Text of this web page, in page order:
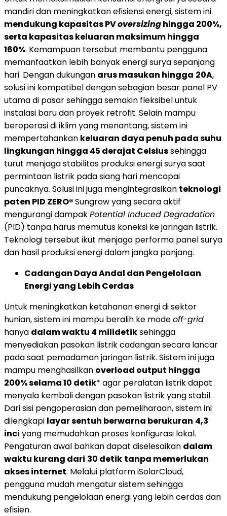
mandiri dan meningkatkan efisiensi energi, sistem ini
mendukung kapasitas PVoversizinghingga 200%,
serta kapasitas keluaran maksimum hingga
160%. Kemampuan tersebut membantu pengguna
memanfaatkan lebih banyak energi surya sepanjang
hari. Dengan dukungan arus masukan hingga 20A,
solusi ini kompatibel dengan sebagian besar panel PV
utama di pasar sehingga semakin fleksibel untuk
instalasi baru dan proyek retrofit. Selain mampu
beroperasi di iklim yang menantang, sistem ini
mempertahankan keluaran daya penuh pada suhu
lingkungan hingga 45 derajat Celsiussehingga
turut menjaga stabilitas produksi energi surya saat
permintaan listrik pada siang hari mencapai
puncaknya. Solusi ini juga mengintegrasikan teknologi
paten PID ZERO®Sungrow yang secara aktif
mengurangi dampakPotential Induced Degradation
(PID) tanpa harus memutus koneksi ke jaringan listrik.
Teknologi tersebut ikut menjaga performa panel surya
dan hasil produksi energi dalam jangka panjang.
Cadangan Daya Andal dan Pengelolaan
Energi yang Lebih Cerdas
Untuk meningkatkan ketahanan energi di sektor
hunian, sistem ini mampu beralih ke modeoff-grid
hanya dalam waktu 4 milidetiksehingga
menyediakan pasokan listrik cadangan secara lancar
pada saat pemadaman jaringan listrik. Sistem ini juga
mampu menghasilkan overload output hingga
200% selama 10 detik* agar peralatan listrik dapat
menyala kembali dengan pasokan listrik yang stabil.
Dari sisi pengoperasian dan pemeliharaan, sistem ini
dilengkapi layar sentuh berwarna berukuran 4,3
inci yang memudahkan proses konfigurasi lokal.
Pengaturan awal bahkan dapat diselesaikan dalam
waktu kurang dari 30 detik tanpa memerlukan
akses internet. Melalui platform iSolarCloud,
pengguna mudah mengatur sistem sehingga
mendukung pengelolaan energi yang lebih cerdas dan
efisien.